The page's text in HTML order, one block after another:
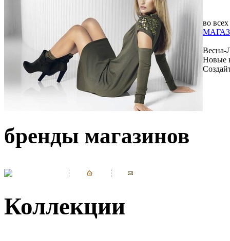
во всех
Весна-
Новые
бренды магазинов
Коллекции